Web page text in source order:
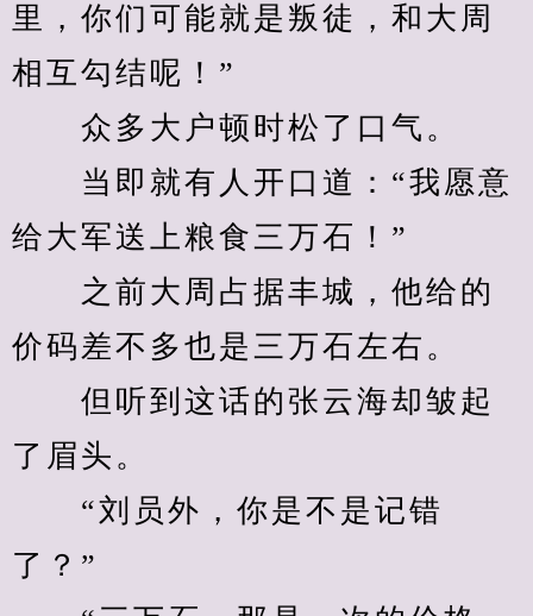
里，你们可能就是叛徒，和大周
相互勾结呢！”
众多大户顿时松了口气。
当即就有人开口道：“我愿意
给大军送上粮食三万石！”
之前大周占据丰城，他给的
价码差不多也是三万石左右。
但听到这话的张云海却皱起
了眉头。
“刘员外，你是不是记错
了？”